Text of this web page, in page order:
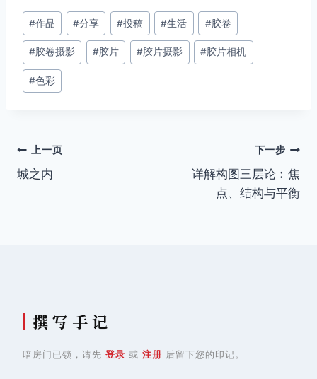
文
章
标
签：
#作品 #分享 #投稿 #生活 #胶卷
#胶卷摄影 #胶片 #胶片摄影 #胶片相机
#色彩
文
章
上一页
城之内
下一步
详解构图三层论︰焦
点、结构与平衡
撰 写 手 记
暗房门已锁，请先 登录 或 注册 后留下您的印记。